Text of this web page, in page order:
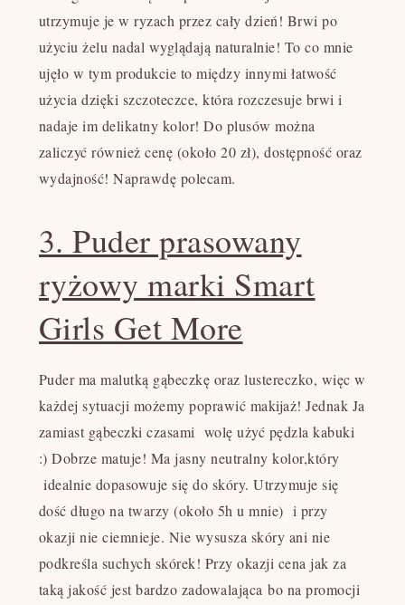
utrzymuje je w ryzach przez cały dzień! Brwi po
użyciu żelu nadal wyglądają naturalnie! To co mnie
ujęło w tym produkcie to między innymi łatwość
użycia dzięki szczoteczce, która rozczesuje brwi i
nadaje im delikatny kolor! Do plusów można
zaliczyć również cenę (około 20 zł), dostępność oraz
wydajność! Naprawdę polecam.
3. Puder prasowany
ryżowy marki Smart
Girls Get More
Puder ma malutką gąbeczkę oraz lustereczko, więc w
każdej sytuacji możemy poprawić makijaż! Jednak Ja
zamiast gąbeczki czasami wolę użyć pędzla kabuki
:) Dobrze matuje! Ma jasny neutralny kolor,który
idealnie dopasowuje się do skóry. Utrzymuje się
dość długo na twarzy (około 5h u mnie) i przy
okazji nie ciemnieje. Nie wysusza skóry ani nie
podkreśla suchych skórek! Przy okazji cena jak za
taką jakość jest bardzo zadowalająca bo na promocji